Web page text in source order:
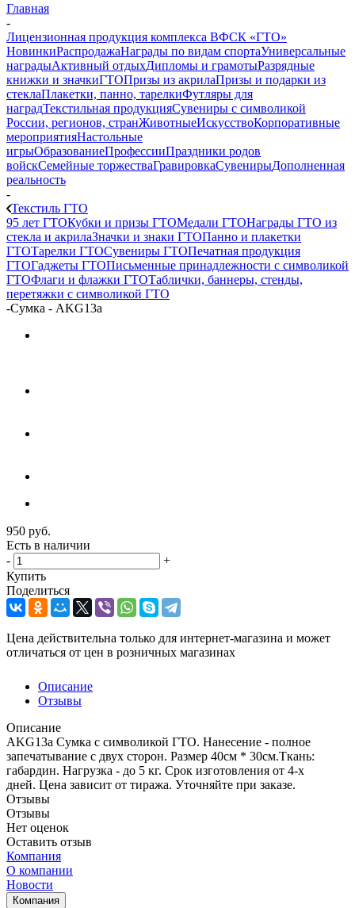
Главная
-
Лицензионная продукция комплекса ВФСК «ГТО»
НовинкиРаспродажаНаграды по видам спортаУниверсальные
наградыАктивный отдыхДипломы и грамотыРазрядные
книжки и значкиГТОПризы из акрилаПризы и подарки из
стеклаПлакетки, панно, тарелкиФутляры для
наградТекстильная продукцияСувениры с символикой
России, регионов, странЖивотныеИскусствоКорпоративные
мероприятияНастольные
игрыОбразованиеПрофессииПраздники родов
войскСемейные торжестваГравировкаСувенирыДополненная
реальность
-
Текстиль ГТО
95 лет ГТОКубки и призы ГТОМедали ГТОНаграды ГТО из
стекла и акрилаЗначки и знаки ГТОПанно и плакетки
ГТОТарелки ГТОСувениры ГТОПечатная продукция
ГТОГаджеты ГТОПисьменные принадлежности с символикой
ГТОФлаги и флажки ГТОТаблички, баннеры, стенды,
перетяжки с символикой ГТО
-Сумка - AKG13a
950 руб.
Есть в наличии
-
+
Купить
Поделиться
Цена действительна только для интернет-магазина и может
отличаться от цен в розничных магазинах
Описание
Отзывы
Описание
AKG13a Сумка с символикой ГТО. Нанесение - полное
запечатывание с двух сторон. Размер 40см * 30см.Ткань:
габардин. Нагрузка - до 5 кг. Cрок изготовления от 4-х
дней. Цена зависит от тиража. Уточняйте при заказе.
Отзывы
Отзывы
Нет оценок
Оставить отзыв
Компания
О компании
Новости
Компания